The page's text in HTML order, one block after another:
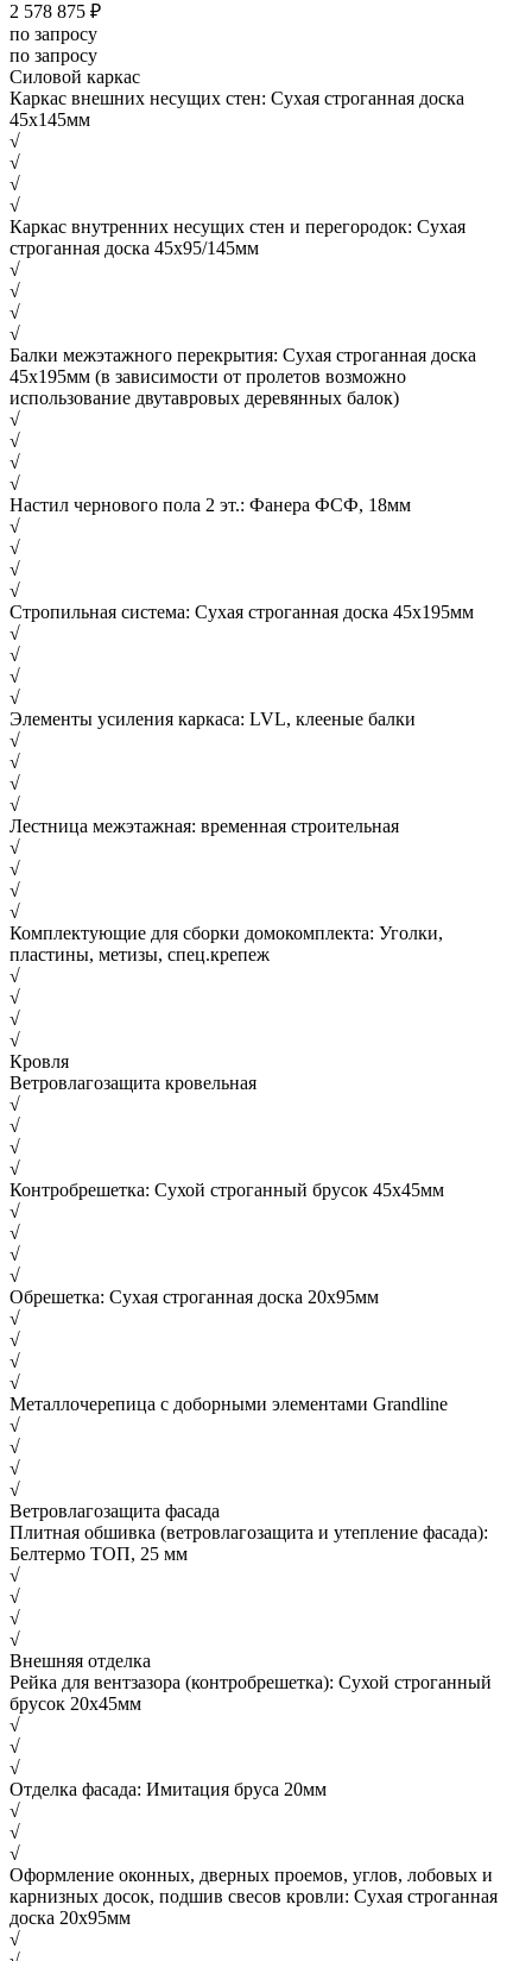
2 578 875 ₽
по запросу
по запросу
Силовой каркас
Каркас внешних несущих стен: Сухая строганная доска
45х145мм
√
√
√
√
Каркас внутренних несущих стен и перегородок: Сухая
строганная доска 45х95/145мм
√
√
√
√
Балки межэтажного перекрытия: Сухая строганная доска
45х195мм (в зависимости от пролетов возможно
использование двутавровых деревянных балок)
√
√
√
√
Настил чернового пола 2 эт.: Фанера ФСФ, 18мм
√
√
√
√
Стропильная система: Сухая строганная доска 45х195мм
√
√
√
√
Элементы усиления каркаса: LVL, клееные балки
√
√
√
√
Лестница межэтажная: временная строительная
√
√
√
√
Комплектующие для сборки домокомплекта: Уголки,
пластины, метизы, спец.крепеж
√
√
√
√
Кровля
Ветровлагозащита кровельная
√
√
√
√
Контробрешетка: Сухой строганный брусок 45х45мм
√
√
√
√
Обрешетка: Сухая строганная доска 20х95мм
√
√
√
√
Металлочерепица с доборными элементами Grandline
√
√
√
√
Ветровлагозащита фасада
Плитная обшивка (ветровлагозащита и утепление фасада):
Белтермо ТОП, 25 мм
√
√
√
√
Внешняя отделка
Рейка для вентзазора (контробрешетка): Сухой строганный
брусок 20х45мм
√
√
√
Отделка фасада: Имитация бруса 20мм
√
√
√
Оформление оконных, дверных проемов, углов, лобовых и
карнизных досок, подшив свесов кровли: Сухая строганная
доска 20х95мм
√